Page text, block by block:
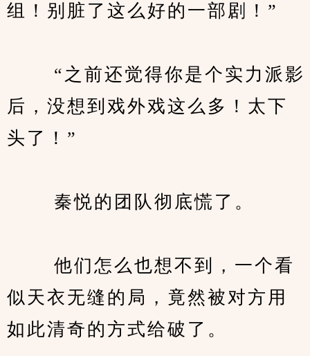
组！别脏了这么好的一部剧！”
“之前还觉得你是个实力派影
后，没想到戏外戏这么多！太下
头了！”
秦悦的团队彻底慌了。
他们怎么也想不到，一个看
似天衣无缝的局，竟然被对方用
如此清奇的方式给破了。